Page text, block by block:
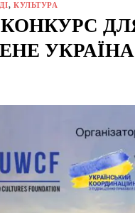
, КУЛЬТУРА